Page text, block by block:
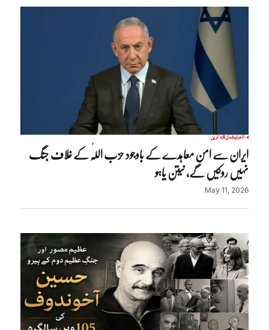
انٹرنیشنلتازہ ترین
ایران سے امن معاہدے کے باوجود حزب اللّٰہ کے خلاف جنگ
نہیں روکیں گے، نیتن یاہو
May 11, 2026